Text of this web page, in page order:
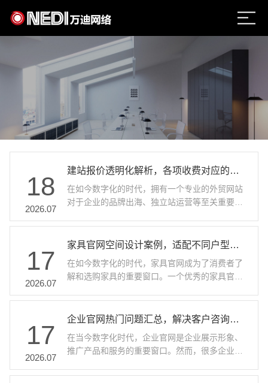
建站报价透明化解析，各项收费对应的服务价值
18
2026.07
在如今数字化的时代，拥有一个专业的外贸网站
对于企业的品牌出海、独立站运营等至关重要。
报价的透明度以及各项收费所对应的服务价值成
为了企业关注的焦点。 域名与主机费用：基础保
的“家”。在域名方面，不同后缀的域名价格有所
差异，常见的.com 域名每年的注册费用大概在几
十元到上百元不等。选择一个好记、与企业品牌
度，方便用户记忆和访问。而主机费用则根据其
配置和性能有所不同，一般来说，基础配置的主
···
家具官网空间设计案例，适配不同户型家具搭配方案
17
2026.07
在如今数字化的时代，家具官网成为了消费者了
解和选购家具的重要窗口。一个优秀的家具官网
案例，为不同户型的消费者提供适配的家具搭配
方案。接下来，我们就以万迪网络为某家具品牌
家具搭配：精致实用的空间魔法 小户型的空间有
限，因此在家具搭配上要注重实用性和空间的高
效利用。在该家具官网的小户型空间设计案例
企业官网热门问题汇总，解决客户咨询高频疑问
17
2026.07
在当今数字化时代，企业官网是企业展示形象、
推广产品和服务的重要窗口。然而，很多企业在
为大家汇总一些企业官网的热门问题及解答，希